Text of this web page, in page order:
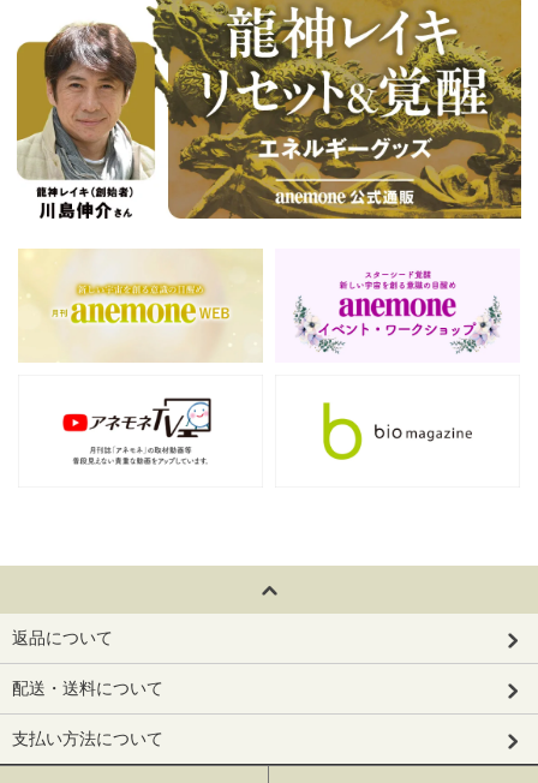
返品について
配送・送料について
支払い方法について